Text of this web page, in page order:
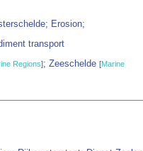
Erosion;
transport
Regions]; Zeeschelde [Marine